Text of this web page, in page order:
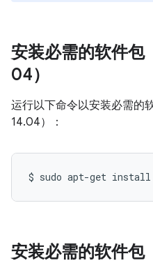
安装必需的软件
04）
运行以下命令以安装必需的
14.04）：
$ sudo apt-get install
安装必需的软件包